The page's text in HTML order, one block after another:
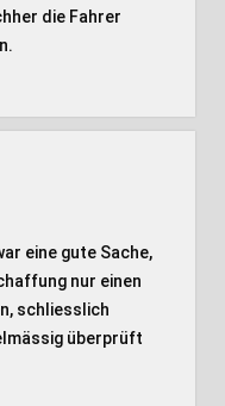
die Fahrer
eine gute Sache,
nur einen
schliesslich
überprüft